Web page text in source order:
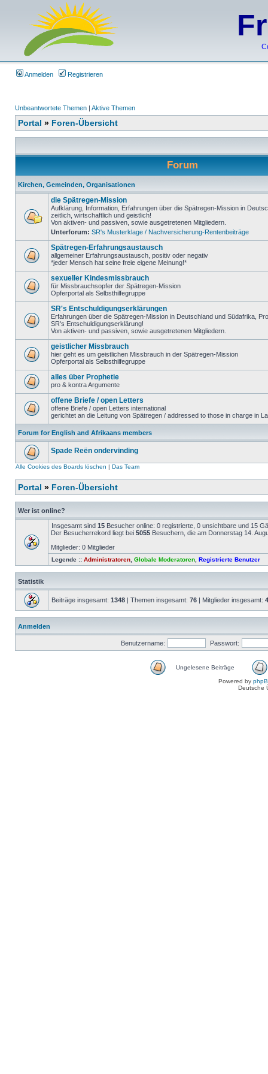
Anmelden Registrieren
Unbeantwortete Themen | Aktive Themen
Portal » Foren-Übersicht
Forum
Kirchen, Gemeinden, Organisationen
die Spätregen-Mission
Aufklärung, Information, Erfahrungen über die Spätregen-Mission in
zeitlich, wirtschaftlich und geistlich!
Von aktiven- und passiven, sowie ausgetretenen Mitgliedern.
Unterforum: SR's Musterklage / Nachversicherung-Rentenbeiträge
Spätregen-Erfahrungsaustausch
allgemeiner Erfahrungsaustausch, positiv oder negativ
*jeder Mensch hat seine freie eigene Meinung!*
sexueller Kindesmissbrauch
für Missbrauchsopfer der Spätregen-Mission
Opferportal als Selbsthilfegruppe
SR's Entschuldigungserklärungen
Erfahrungen über die Spätregen-Mission in Deutschland und Südafrika,
SR's Entschuldigungserklärung!
Von aktiven- und passiven, sowie ausgetretenen Mitgliedern.
geistlicher Missbrauch
hier geht es um geistlichen Missbrauch in der Spätregen-Mission
Opferportal als Selbsthilfegruppe
alles über Prophetie
pro & kontra Argumente
offene Briefe / open Letters
offene Briefe / open Letters international
gerichtet an die Leitung von Spätregen / addressed to those in charge in
Forum for English and Afrikaans members
Spade Reën ondervinding
Alle Cookies des Boards löschen | Das Team
Portal » Foren-Übersicht
Wer ist online?
Insgesamt sind 15 Besucher online: 0 registrierte, 0 unsichtbare und 15
Der Besucherrekord liegt bei 5055 Besuchern, die am Donnerstag 14.
Mitglieder: 0 Mitglieder
Legende :: Administratoren Globale Moderatoren Registrierte Benutzer
Statistik
Beiträge insgesamt: 1348 | Themen insgesamt: 76 | Mitglieder insgesamt:
Anmelden
Benutzername: Passwort:
Ungelesene Beiträge
Powered by
Deutsche